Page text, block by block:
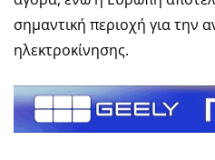
σημαντική περιοχή για την
ηλεκτροκίνησης.